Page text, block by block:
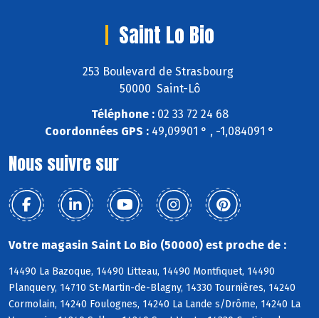
Saint Lo Bio
253 Boulevard de Strasbourg
50000 Saint-Lô
Téléphone :02 33 72 24 68
Coordonnées GPS : 49,09901 ° , -1,084091 °
Nous suivre sur
Votre magasin Saint Lo Bio (50000) est proche de :
14490 La Bazoque, 14490 Litteau, 14490 Montfiquet, 14490
Planquery, 14710 St-Martin-de-Blagny, 14330 Tournières, 14240
Cormolain, 14240 Foulognes, 14240 La Lande s/Drôme, 14240 La